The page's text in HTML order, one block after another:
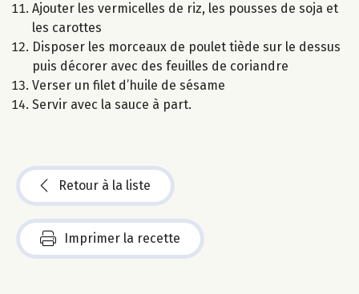
Ajouter les vermicelles de riz, les pousses de soja et
les carottes
Disposer les morceaux de poulet tiède sur le dessus
puis décorer avec des feuilles de coriandre
Verser un filet d’huile de sésame
Servir avec la sauce à part.
Retour à la liste
Imprimer la recette